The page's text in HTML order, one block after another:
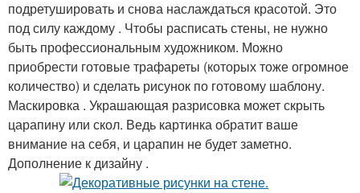
подретушировать и снова наслаждаться красотой. Это
под силу каждому . Чтобы расписать стены, не нужно
быть профессиональным художником. Можно
приобрести готовые трафареты (которых тоже огромное
количество) и сделать рисунок по готовому шаблону.
Маскировка . Украшающая разрисовка может скрыть
царапину или скол. Ведь картинка обратит ваше
внимание на себя, и царапин не будет заметно.
Дополнение к дизайну .